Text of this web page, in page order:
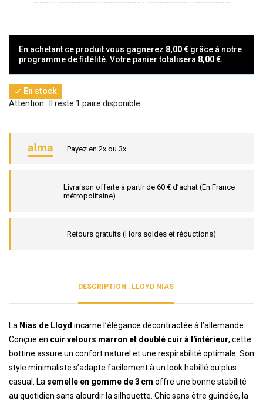
En achetant ce produit vous gagnerez 8,00 € grâce à notre
programme de fidélité. Votre panier totalisera 8,00 €.
 En stock
Attention : Il reste 1 paire disponible
Payez en 2x ou 3x
Livraison offerte à partir de 60 € d’achat (En France
métropolitaine)
Retours gratuits (Hors soldes et réductions)
DESCRIPTION : LLOYD NIAS
La Nias de Lloyd incarne l’élégance décontractée à l’allemande.
Conçue en cuir velours marron et doublé cuir à l'intérieur, cette
bottine assure un confort naturel et une respirabilité optimale. Son
style minimaliste s’adapte facilement à un look habillé ou plus
casual. La semelle en gomme de 3 cm offre une bonne stabilité
au quotidien sans alourdir la silhouette. Chic sans être guindée, la